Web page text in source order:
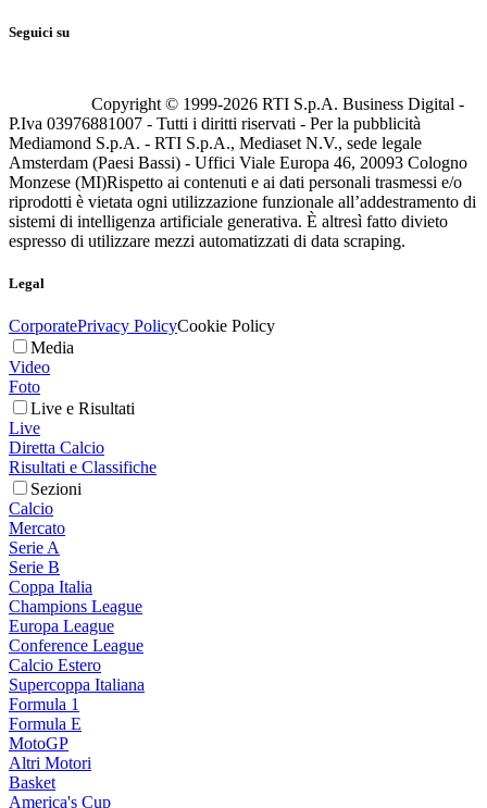
Seguici su
Copyright © 1999-2026 RTI S.p.A. Business Digital -
P.Iva 03976881007 - Tutti i diritti riservati - Per la pubblicità
Mediamond S.p.A. - RTI S.p.A., Mediaset N.V., sede legale
Amsterdam (Paesi Bassi) - Uffici Viale Europa 46, 20093 Cologno
Monzese (MI)Rispetto ai contenuti e ai dati personali trasmessi e/o
riprodotti è vietata ogni utilizzazione funzionale all’addestramento di
sistemi di intelligenza artificiale generativa. È altresì fatto divieto
espresso di utilizzare mezzi automatizzati di data scraping.
Legal
CorporatePrivacy PolicyCookie Policy
Media
Video
Foto
Live e Risultati
Live
Diretta Calcio
Risultati e Classifiche
Sezioni
Calcio
Mercato
Serie A
Serie B
Coppa Italia
Champions League
Europa League
Conference League
Calcio Estero
Supercoppa Italiana
Formula 1
Formula E
MotoGP
Altri Motori
Basket
America's Cup